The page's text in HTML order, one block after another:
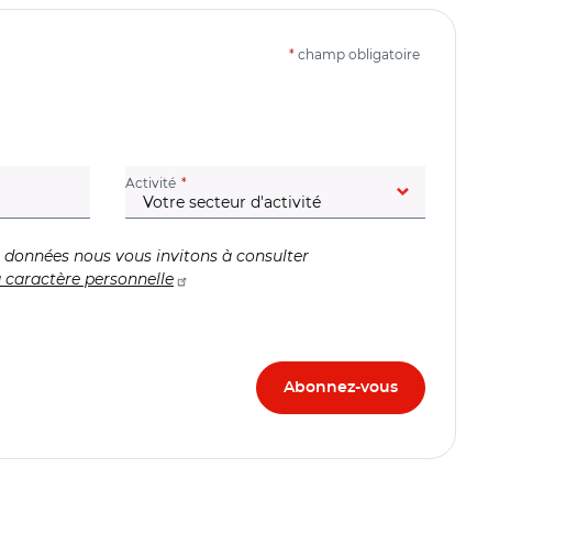
* champ obligatoire
Activité (champ obligatoire)
nous vous invitons à consulter
personnelle